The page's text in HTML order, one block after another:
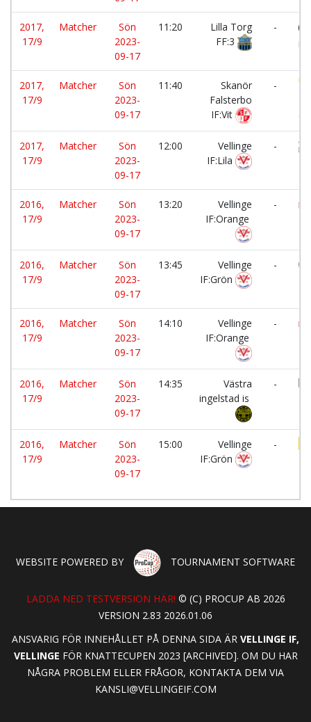
2017,
17/9
Matcher
Sön
2023-
09-17
11:20
Lilla Torg
FF:3
-
2017,
17/9
Matcher
Sön
2023-
09-17
11:40
Skanör
Falsterbo
IF:Vit
-
2017,
17/9
Matcher
Sön
2023-
09-17
12:00
Vellinge
IF:Lila
-
2016,
17/9
Matcher
Sön
2023-
09-17
13:20
Vellinge
IF:Orange
-
2016,
17/9
Matcher
Sön
2023-
09-17
13:45
Vellinge
IF:Grön
-
2016,
17/9
Matcher
Sön
2023-
09-17
14:10
Vellinge
IF:Orange
-
2016,
17/9
Matcher
Sön
2023-
09-17
14:35
Västra
ingelstad is
-
2016,
17/9
Matcher
Sön
2023-
09-17
15:00
Vellinge
IF:Grön
-
WEBSITE POWERED BY TOURNAMENT SOFTWARE
LADDA NED TESTVERSION HÄR! © (C) PROCUP AB 2026
VERSION 2.83 2026.01.06
ANSVARIG FÖR INNEHÅLLET PÅ DENNA SIDA ÄR VELLINGE IF,
VELLINGE FÖR KNATTECUPEN 2023 [ARCHIVED]. OM DU HAR
NÅGRA PROBLEM ELLER FRÅGOR, KONTAKTA DEM VIA
KANSLI@VELLINGEIF.COM